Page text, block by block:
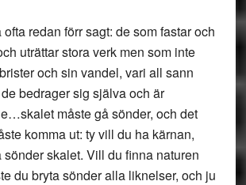
ofta redan förr sagt: de som fastar och
uträttar stora verk men som inte
och sin vandel, vari all sann
bedrager sig själva och är
måste gå sönder, och det
komma ut: ty vill du ha kärnan,
sönder skalet. Vill du finna naturen
du bryta sönder alla liknelser, och ju